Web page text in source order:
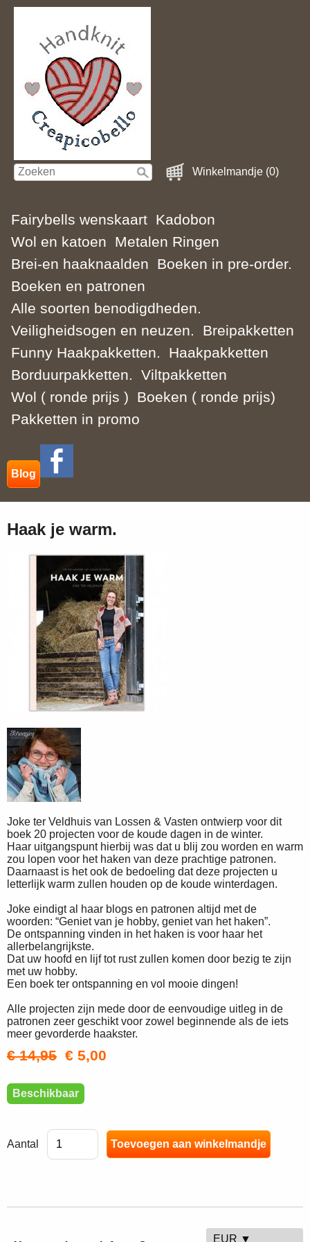
Winkelmandje (0)
Fairybells wenskaart Kadobon
Wol en katoen
Metalen Ringen
Brei-en haaknaalden
Boeken in pre-order.
Boeken en patronen
Alle soorten benodigdheden.
Veiligheidsogen en neuzen.
Breipakketten
Funny Haakpakketten.
Haakpakketten
Borduurpakketten.
Viltpakketten
Wol ( ronde prijs )
Boeken ( ronde prijs)
Pakketten in promo
Blog
Haak je warm.
Joke ter Veldhuis van Lossen & Vasten ontwierp voor dit
boek 20 projecten voor de koude dagen in de winter.
Haar uitgangspunt hierbij was dat u blij zou worden en warm
zou lopen voor het haken van deze prachtige patronen.
Daarnaast is het ook de bedoeling dat deze projecten u
letterlijk warm zullen houden op de koude winterdagen.
Joke eindigt al haar blogs en patronen altijd met de
woorden: “Geniet van je hobby, geniet van het haken”.
De ontspanning vinden in het haken is voor haar het
allerbelangrijkste.
Dat uw hoofd en lijf tot rust zullen komen door bezig te zijn
met uw hobby.
Een boek ter ontspanning en vol mooie dingen!
Alle projecten zijn mede door de eenvoudige uitleg in de
patronen zeer geschikt voor zowel beginnende als de iets
meer gevorderde haakster.
€ 14,95 € 5,00
Beschikbaar
Aantal
EUR ▼